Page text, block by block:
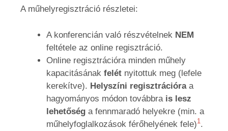
A műhelyregisztráció részletei:
A konferencián való részvételnek NEM
feltétele az online regisztráció.
Online regisztrációra minden műhely
kapacitásának felét nyitottuk meg (lefele
kerekítve). Helyszíni regisztrációraa
hagyományos módon továbbra is lesz
lehetőség a fennmaradó helyekre (min. a
műhelyfoglalkozások férőhelyének fele)1.